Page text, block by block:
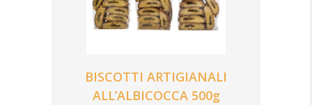
BISCOTTI ARTIGIANALI
ALL’ALBICOCCA 500g